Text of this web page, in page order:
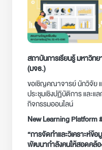
สถาบันการเรียนรู้ มหาวิท
(มจธ.)
ขอเชิญคณาจารย์ นักวิจัย
ประชุมเชิงปฏิบัติการ และแ
กิจกรรมออนไลน์
New Learning Platform
“การจัดทำและวิเคราะห์ข้อ
พัฒนากำลังคนให้สอดคล้อ